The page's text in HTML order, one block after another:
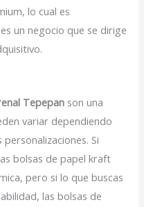
lo cual es
un negocio que se dirige
Tepepan son una
variar dependiendo
Si
bolsas de papel kraft
pero si lo que buscas
las bolsas de